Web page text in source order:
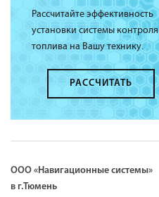
Рассчитайте эффективность
установки системы контроля
топлива на Вашу технику.
РАССЧИТАТЬ
ООО «Навигационные системы»
в г.Тюмень